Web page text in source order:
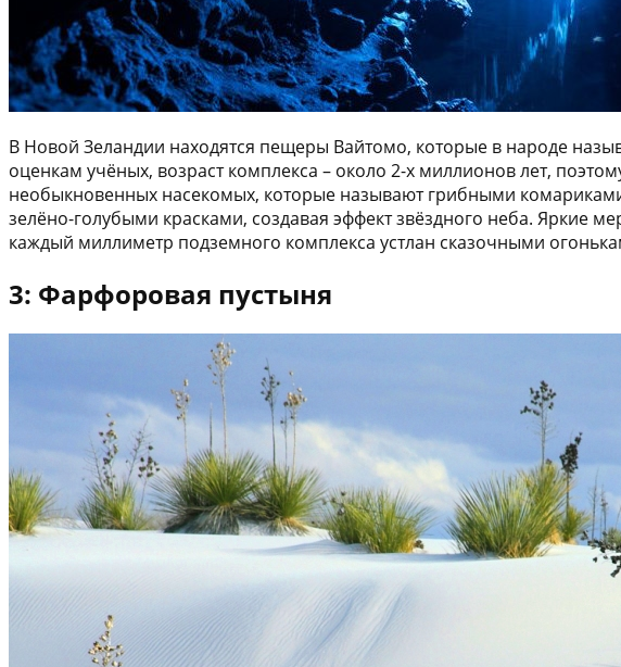
В Новой Зеландии находятся пещеры Вайтомо, которые в народе
оценкам учёных, возраст комплекса – около 2-х миллионов лет,
необыкновенных насекомых, которые называют грибными
зелёно-голубыми красками, создавая эффект звёздного неба. Яркие
каждый миллиметр подземного комплекса устлан сказочными
3: Фарфоровая пустыня